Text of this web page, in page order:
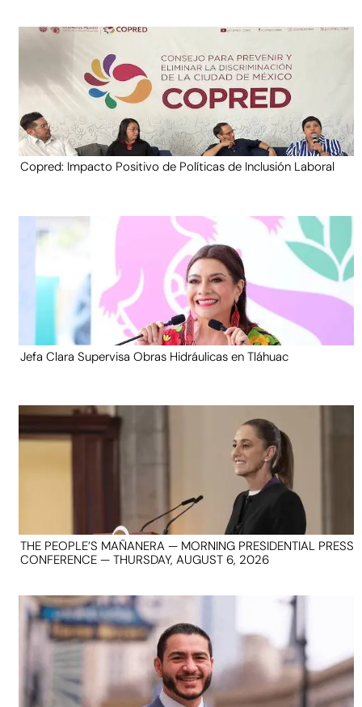
Copred: Impacto Positivo de Políticas de Inclusión Laboral
Jefa Clara Supervisa Obras Hidráulicas en Tláhuac
THE PEOPLE’S MAÑANERA — MORNING PRESIDENTIAL PRESS
CONFERENCE — THURSDAY, AUGUST 6, 2026